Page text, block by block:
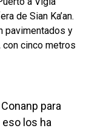
de Sian Ka’an.
pavimentados y
cinco metros
para
los ha